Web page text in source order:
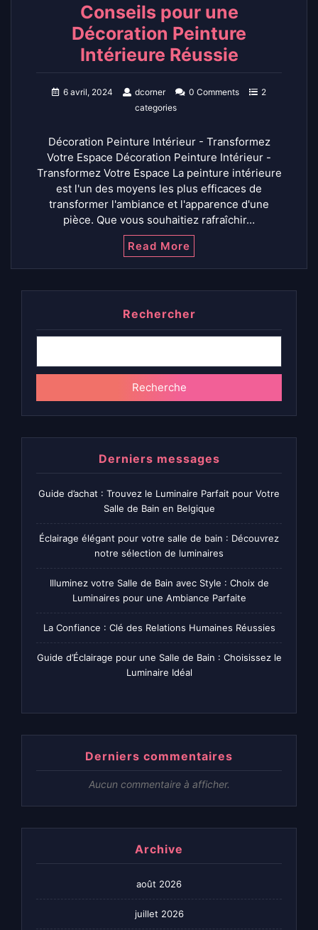
Conseils pour une
Décoration Peinture
Intérieure Réussie
6 avril, 2024 dcorner 0 Comments
2
categories
Décoration Peinture Intérieur - Transformez
Votre Espace Décoration Peinture Intérieur -
Transformez Votre Espace La peinture intérieure
est l'un des moyens les plus efficaces de
transformer l'ambiance et l'apparence d'une
pièce. Que vous souhaitiez rafraîchir…
Read More
Rechercher
Recherche
Derniers messages
Guide d’achat : Trouvez le Luminaire Parfait pour Votre
Salle de Bain en Belgique
Éclairage élégant pour votre salle de bain : Découvrez
notre sélection de luminaires
Illuminez votre Salle de Bain avec Style : Choix de
Luminaires pour une Ambiance Parfaite
La Confiance : Clé des Relations Humaines Réussies
Guide d’Éclairage pour une Salle de Bain : Choisissez le
Luminaire Idéal
Derniers commentaires
Aucun commentaire à afficher.
Archive
août 2026
juillet 2026